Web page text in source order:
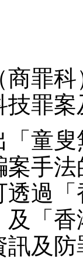
罪
罪
童
案手
過
及「
及